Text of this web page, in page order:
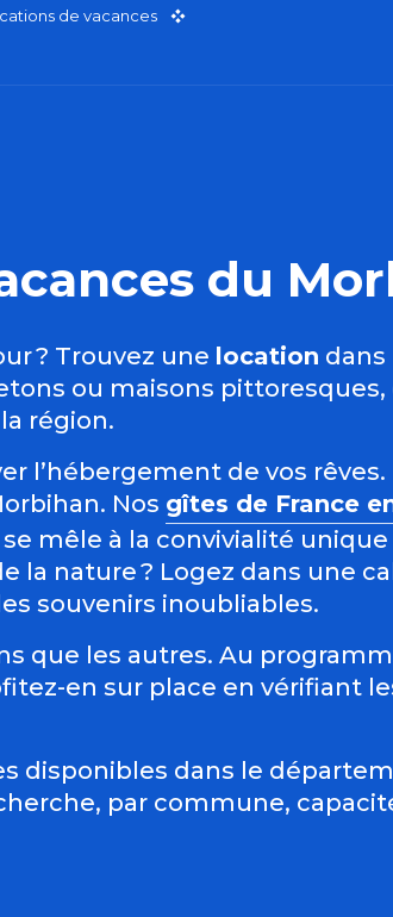
de vacances
du
? Trouvez une location dans
ou maisons
région.
l’hébergement de vos
Nos gîtes de France
mêle à la convivialité unique
la nature ? Logez dans une
souvenirs inoubliables.
que les autres. Au
en sur place en vérifiant
disponibles dans le
par commune,